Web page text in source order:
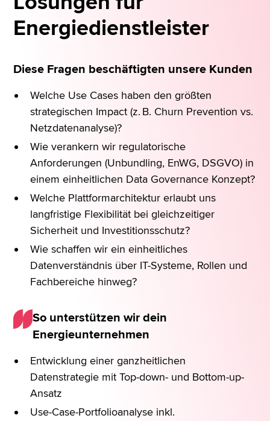
Energiedienstleister
Diese Fragen beschäftigten unsere Kunden
Welche Use Cases haben den größten
strategischen Impact (z. B. Churn Prevention vs.
Netzdatenanalyse)?
Wie verankern wir regulatorische
Anforderungen (Unbundling, EnWG, DSGVO) in
einem einheitlichen Data Governance Konzept?
Welche Plattformarchitektur erlaubt uns
langfristige Flexibilität bei gleichzeitiger
Sicherheit und Investitionsschutz?
Wie schaffen wir ein einheitliches
Datenverständnis über IT-Systeme, Rollen und
Fachbereiche hinweg?
So unterstützen wir dein
Energieunternehmen
Entwicklung einer ganzheitlichen
Datenstrategie mit Top-down- und Bottom-up-
Ansatz
Use-Case-Portfolioanalyse inkl.